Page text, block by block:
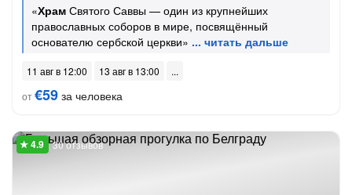
«Храм Святого Саввы — один из крупнейших
православных соборов в мире, посвящённый
основателю сербской церкви»
11 авг в 12:00
13 авг в 13:00
от€59 за человека
30 отзывов